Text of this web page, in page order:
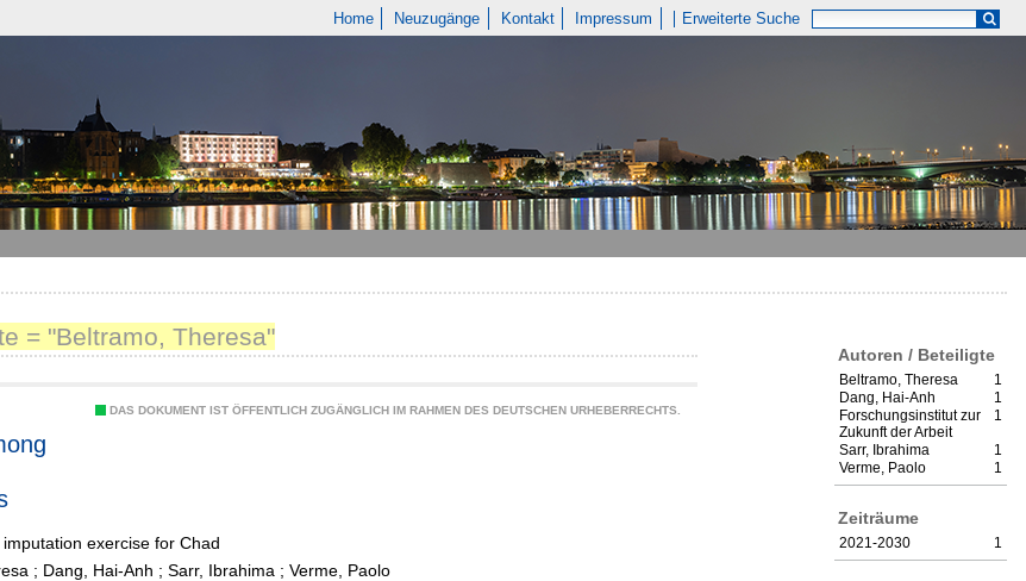
Home Neuzugänge Kontakt Impressum Erweiterte Suche
Autoren / Beteiligte
1
Beltramo, Theresa
1
Dang, Hai-Anh
1
Forschungsinstitut zur
Zukunft der Arbeit
1
Sarr, Ibrahima
1
Verme, Paolo
Zeiträume
1
2021-2030
= "Beltramo, Theresa"
DAS DOKUMENT IST ÖFFENTLICH ZUGÄNGLICH IM RAHMEN DES DEUTSCHEN URHEBERRECHTS.
exercise for Chad
; Dang, Hai-Anh ; Sarr, Ibrahima ; Verme, Paolo